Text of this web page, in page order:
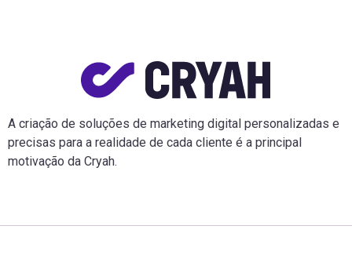
A criação de soluções de marketing digital personalizadas e
precisas para a realidade de cada cliente é a principal
motivação da Cryah.